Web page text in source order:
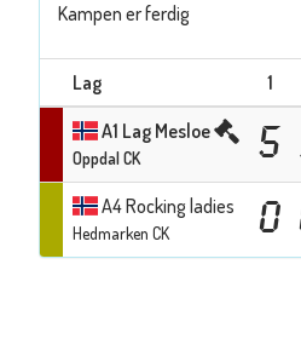
Kampen er ferdig
Lag 1
A1 Lag Mesloe
Oppdal CK 5
A4 Rocking ladies
Hedmarken CK 0